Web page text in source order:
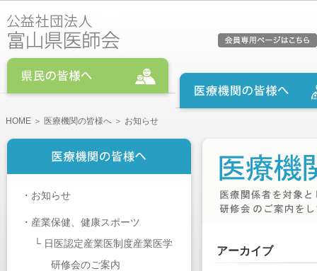
HOME ＞ 医療機関の皆様へ ＞ お知らせ
・ お知らせ
・ 産業保健、健康スポーツ
└ 日医認定産業医制度産業医学
研修会のご案内
アーカイブ